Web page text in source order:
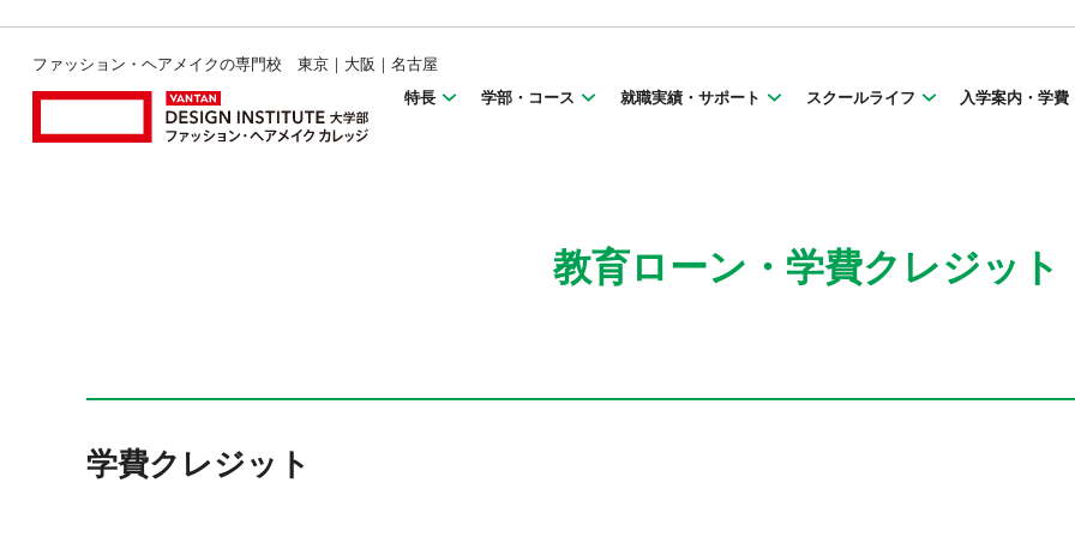
ファッション・ヘアメイクの専門校 東京｜大阪｜名古屋
特長
学部・コース 就職実績・サポート スクールライフ 入学案内・学費
教育ローン・学費クレジット
学費クレジット